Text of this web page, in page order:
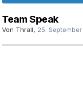
Team Speak
Von Thrall, 25.